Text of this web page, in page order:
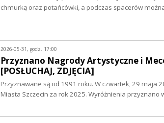
chmurką oraz potańcówki, a podczas spacerów
2026-05-31, godz. 17:00
Przyznano Nagrody Artystyczne i
[POSŁUCHAJ, ZDJĘCIA]
Przyznawane są od 1991 roku. W czwartek, 29 maja
Miasta Szczecin za rok 2025. Wyróżnienia przyznano